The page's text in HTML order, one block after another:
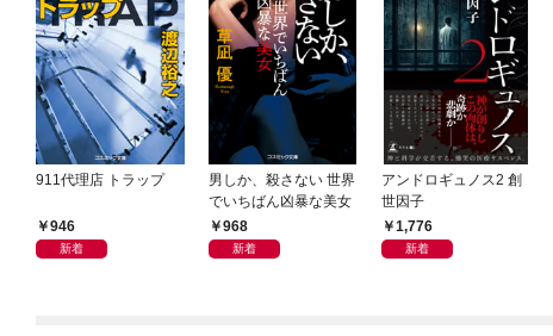
911代理店 トラップ
946
新着
男しか、殺さない 世界
でいちばん凶暴な美女
968
新着
アンドロギュノス2 創
世因子
1,776
新着